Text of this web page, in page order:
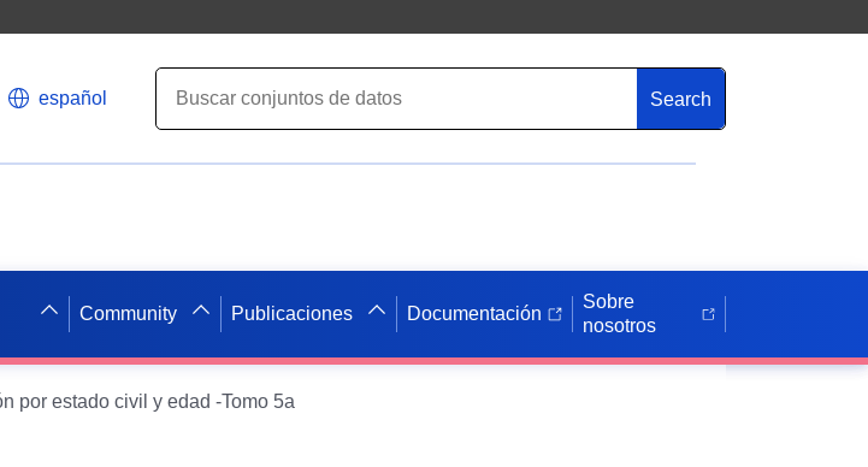
español Search
Community Publicaciones Documentación
Sobre
nosotros
por estado civil y edad -Tomo 5a